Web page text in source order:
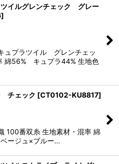
イルグレンチェック グレー
]
ュプラツイル グレンチェッ
綿56% キュプラ44% 生地色
チェック [CT0102-KU8817]
100番双糸 生地素材・混率 綿
ージュ×ブルー…